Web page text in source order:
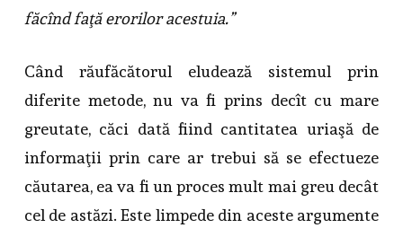
făcînd faţă erorilor acestuia.”
Când răufăcătorul eludează sistemul prin
diferite metode, nu va fi prins decît cu mare
greutate, căci dată fiind cantitatea uriaşă de
informaţii prin care ar trebui să se efectueze
căutarea, ea va fi un proces mult mai greu decât
cel de astăzi. Este limpede din aceste argumente